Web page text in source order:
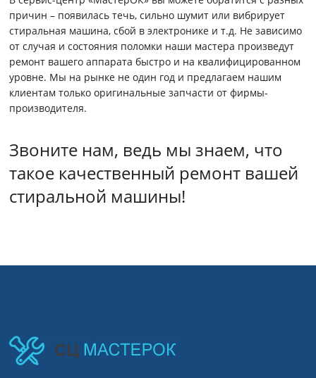
причин – появилась течь, сильно шумит или вибрирует
стиральная машина, сбой в электронике и т.д. Не зависимо
от случая и состояния поломки наши мастера произведут
ремонт вашего аппарата быстро и на квалифицированном
уровне. Мы на рынке не один год и предлагаем нашим
клиентам только оригинальные запчасти от фирмы-
производителя.
Звоните нам, ведь мы знаем, что
такое качественный ремонт вашей
стиральной машины!